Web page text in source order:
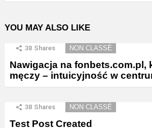
YOU MAY ALSO LIKE
38 Shares NON CLASSÉ
Nawigacja na fonbets.com.pl,
męczy – intuicyjność w
38 Shares NON CLASSÉ
Test Post Created